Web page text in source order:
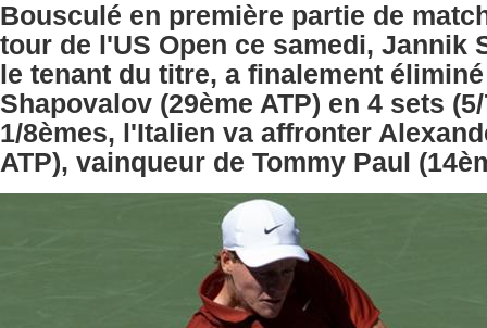
Bousculé en première partie de
tour de l'US Open ce samedi, Jannik
le tenant du titre, a finalement
Shapovalov (29ème ATP) en 4 sets
1/8èmes, l'Italien va affronter
ATP), vainqueur de Tommy Paul